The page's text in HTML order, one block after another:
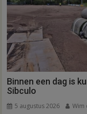
Binnen een dag is
Sibculo
5 augustus 2026 Wim